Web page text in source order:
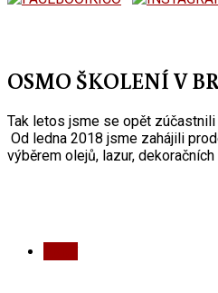
OSMO ŠKOLENÍ V
Tak letos jsme se opět
Od ledna 2018 jsme zahájili
výběrem olejů, lazur,